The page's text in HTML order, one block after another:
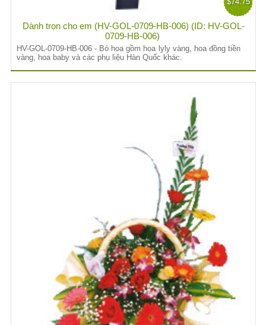
Dành trọn cho em (HV-GOL-0709-HB-006) (ID: HV-GOL-
0709-HB-006)
HV-GOL-0709-HB-006 - Bó hoa gồm hoa lyly vàng, hoa đồng tiền
vàng, hoa baby và các phụ liệu Hàn Quốc khác.